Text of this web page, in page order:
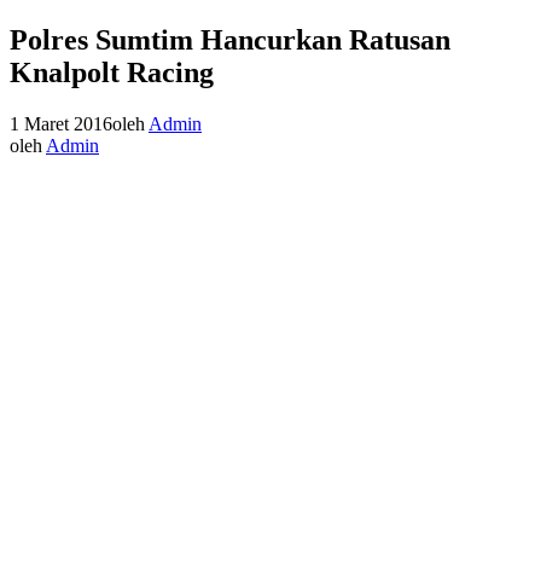
Polres Sumtim Hancurkan Ratusan
Knalpolt Racing
1 Maret 2016oleh Admin
oleh Admin